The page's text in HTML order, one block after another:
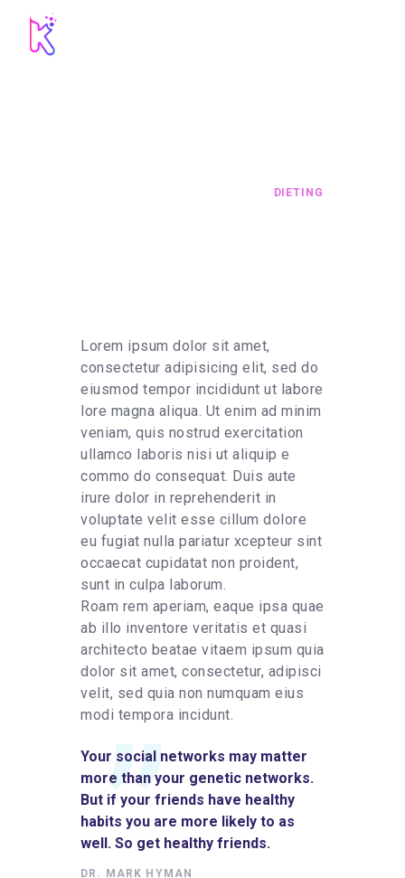
DIETING
Lorem ipsum dolor sit amet,
consectetur adipisicing elit, sed do
eiusmod tempor incididunt ut labore
lore magna aliqua. Ut enim ad minim
veniam, quis nostrud exercitation
ullamco laboris nisi ut aliquip e
commo do consequat. Duis aute
irure dolor in reprehenderit in
voluptate velit esse cillum dolore
eu fugiat nulla pariatur xcepteur sint
occaecat cupidatat non proident,
sunt in culpa laborum.
Roam rem aperiam, eaque ipsa quae
ab illo inventore veritatis et quasi
architecto beatae vitaem ipsum quia
dolor sit amet, consectetur, adipisci
velit, sed quia non numquam eius
modi tempora incidunt.
Your social networks may matter
more than your genetic networks.
But if your friends have healthy
habits you are more likely to as
well. So get healthy friends.
DR. MARK HYMAN